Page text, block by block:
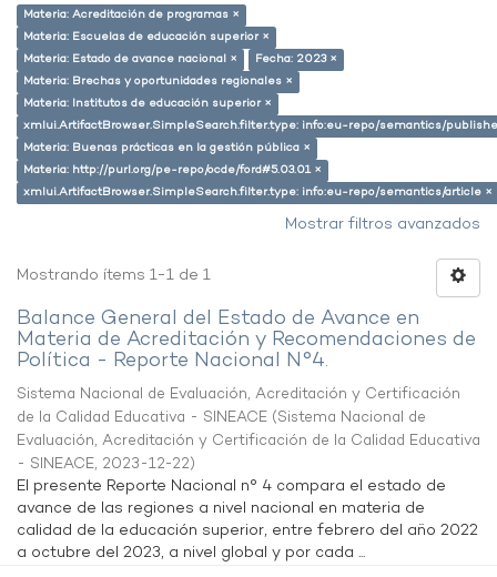
Materia: Acreditación de programas ×
Materia: Escuelas de educación superior ×
Materia: Estado de avance nacional ×
Fecha: 2023 ×
Materia: Brechas y oportunidades regionales ×
Materia: Institutos de educación superior ×
xmlui.ArtifactBrowser.SimpleSearch.filter.type: info:eu-repo/semantics/
Materia: Buenas prácticas en la gestión pública ×
Materia: http://purl.org/pe-repo/ocde/ford#5.03.01 ×
xmlui.ArtifactBrowser.SimpleSearch.filter.type: info:eu-repo/semantics/article ×
Mostrar filtros avanzados
Mostrando ítems 1-1 de 1
Balance General del Estado de Avance en
Materia de Acreditación y Recomendaciones de
Política - Reporte Nacional N°4.
Sistema Nacional de Evaluación, Acreditación y Certificación
de la Calidad Educativa - SINEACE (Sistema Nacional de
Evaluación, Acreditación y Certificación de la Calidad Educativa
- SINEACE, 2023-12-22)
El presente Reporte Nacional n° 4 compara el estado de
avance de las regiones a nivel nacional en materia de
calidad de la educación superior, entre febrero del año 2022
a octubre del 2023, a nivel global y por cada ...